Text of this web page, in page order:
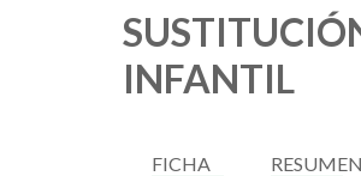
INFANTIL
FICHA RESUMEN